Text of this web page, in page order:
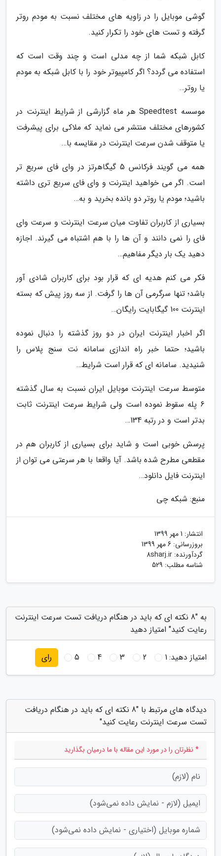
گوشی موبایل را در زاویه های مختلف نسبت به مودم روتر
گرفته و تست های خود را تکرار کنید.
کابل شبکه شما از چه مدلی است و چند وقت است که
استفاده می گردد؟ اگر کامپیوتر خود را با کابل شبکه به مودم
یا روتر…
موسسه Speedtest هر ماه گزارشی از شرایط اینترنت در
کشورهای مختلف منتشر می نماید که ملاکی برای پیشرفت
یا متوقف شدن سرعت اینترنت در مقایسه با…
همه می گویند فرکانس 5 گیگاهرتز در وای فای سریع تر
است. اگر می خواهید اینترنت و وای فای سریع تری داشته
باشید؛ مودم یا روتر دو بانده بخرید و به…
بسیاری از کاربران تفاوت میان سرعت اینترنت و سرعت وای
فای را نمی دانند و آن ها را با هم اشتباه می گیرند. اجازه
دهید یک بار دیگر مفاهیم…
فکر می کنم هدیه ای که قرار بود برای کاربران شادی آور
باشد؛ تنها سرگرمی آن ها را گرفت. از سه روز پیش که بسته
اینترنت 100 گیگابایت رایگان…
اگر اخبار اینترنت ایران در دو روز گذشته را دنبال نموده
باشید؛ حتما خبر راه اندازی سامانه نت سنج پلاس را
شنیدید. سامانه ای که قرار است شرایط…
متوسط سرعت اینترنت موبایل ایران نسبت به سال گذشته
6 پله سقوط نموده است ولی شرایط سرعت اینترنت ثابت
بدتر است و در رتبه 134…
پرسش خوبی است و شاید برای بسیاری از کاربران هم در
مقطعی مطرح شده باشد. آیا واقعا با هر سرعتی می توان از
اینترنت فایل دانلود…
منبع: شبکه چی
انتشار: 1 مهر 1399
بروزرسانی: 6 مهر 1399
گردآورنده: 8sharj.ir
شناسه مطلب: 529
به "8 نکته ای که باید در هنگام دریافت تست سرعت اینترنت
رعایت کنید" امتیاز دهید
امتیاز دهید:1
2
3
4
5 رای
دیدگاه های مرتبط با "8 نکته ای که باید در هنگام دریافت
تست سرعت اینترنت رعایت کنید"
* نظرتان را در مورد این مقاله با ما درمیان بگذارید